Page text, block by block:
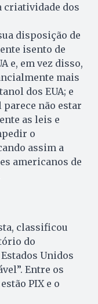
criatividade dos
disposição de
isento de
e, em vez disso,
mais
dos EUA; e
não estar
as leis e
o
assim a
americanos de
classificou
do
Unidos
Entre os
PIX e o